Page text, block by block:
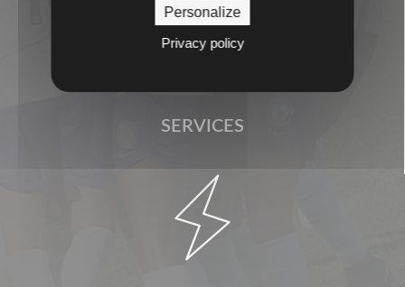

SERVICES

Personalize
Privacy policy